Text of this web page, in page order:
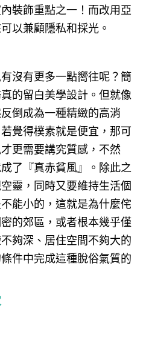
裝飾重點之一！而改用亞
以兼顧隱私和採光。
沒有更多一點嚮往呢？簡
的留白美學設計。但就像
倒成為一種精緻的高消
覺得樸素就是便宜，那可
更需要講究質感，不然
了『真赤貧風』。除此之
靈，同時又要維持生活個
能小的，這就是為什麼侘
的郊區，或者根本幾乎僅
夠深、居住空間不夠大的
件中完成這種脫俗氣質的